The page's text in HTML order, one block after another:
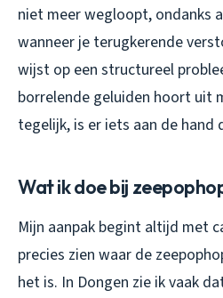
niet meer wegloopt, ondanks
wanneer je terugkerende
wijst op een structureel
borrelende geluiden hoort uit
tegelijk, is er iets aan de hand
Wat ik doe bij
Mijn aanpak begint altijd met
precies zien waar de
het is. In Dongen zie ik vaak